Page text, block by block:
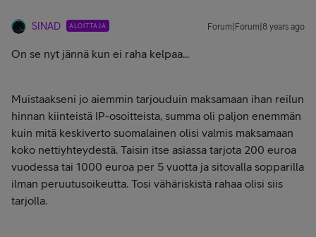
SINAD ALOITTAJA Forum|Forum|8 years ago
On se nyt jännä kun ei raha kelpaa...
Muistaakseni jo aiemmin tarjouduin maksamaan ihan reilun
hinnan kiinteistä IP-osoitteista, summa oli paljon enemmän
kuin mitä keskiverto suomalainen olisi valmis maksamaan
koko nettiyhteydestä. Taisin itse asiassa tarjota 200 euroa
vuodessa tai 1000 euroa per 5 vuotta ja sitovalla sopparilla
ilman peruutusoikeutta. Tosi vähäriskistä rahaa olisi siis
tarjolla.